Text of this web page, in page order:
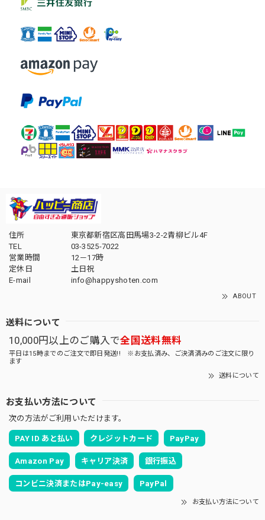
住所
東京都新宿区高田馬場3-2-2青柳ビル4F
TEL
03-3525-7022
営業時間
12－17時
定休日
土日祝
E-mail
info@happyshoten.com
ABOUT
送料について
10,000円以上のご購入で全国送料無料
平日は15時までのご注文で即日発送!! ※お支払済み、ご決済済みのご注文に限り
ます
送料について
お支払い方法について
次の方法がご利用いただけます。
PAY ID あと払い クレジットカード PayPay
Amazon Pay キャリア決済 銀行振込
コンビニ決済またはPay-easy PayPal
お支払い方法について